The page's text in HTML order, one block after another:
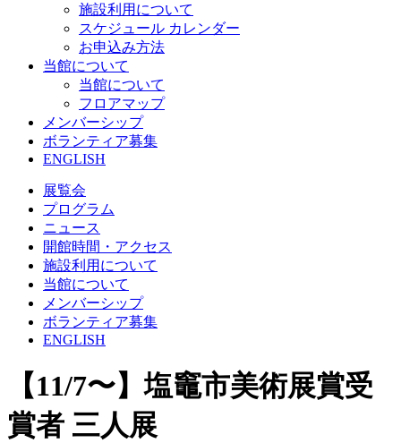
施設利用について
スケジュール カレンダー
お申込み方法
当館について
当館について
フロアマップ
メンバーシップ
ボランティア募集
ENGLISH
展覧会
プログラム
ニュース
開館時間・アクセス
施設利用について
当館について
メンバーシップ
ボランティア募集
ENGLISH
【11/7〜】塩竈市美術展賞受
賞者 三人展